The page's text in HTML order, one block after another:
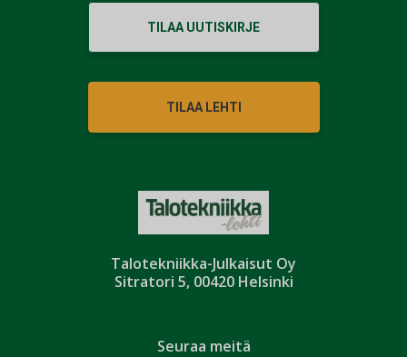
Talotekniikka-Julkaisut Oy
Sitratori 5, 00420 Helsinki
TILAA UUTISKIRJE
TILAA LEHTI
Seuraa meitä